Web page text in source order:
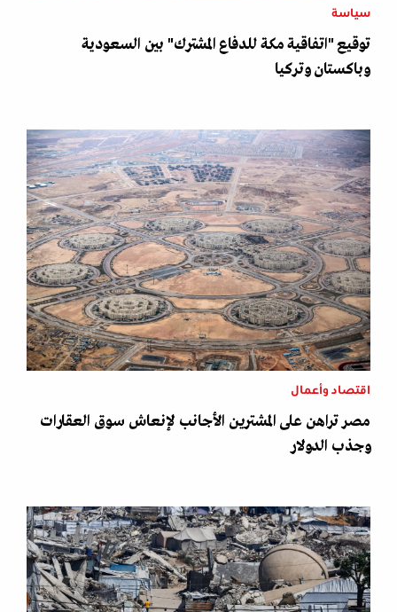
سياسة
توقيع "اتفاقية مكة للدفاع المشترك" بين السعودية
وباكستان وتركيا
اقتصاد وأعمال
مصر تراهن على المشترين الأجانب لإنعاش سوق العقارات
وجذب الدولار